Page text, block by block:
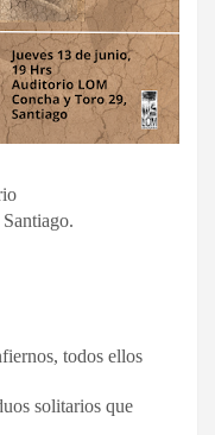
todos ellos
solitarios que